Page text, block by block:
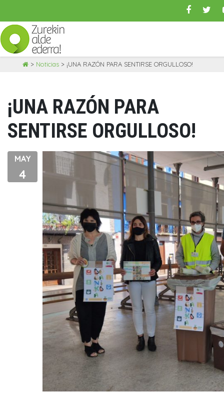
> Noticias > ¡UNA RAZÓN PARA SENTIRSE ORGULLOSO!
¡UNA RAZÓN PARA
SENTIRSE ORGULLOSO!
MAY
4